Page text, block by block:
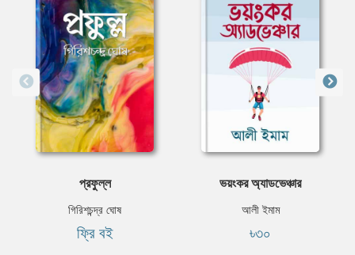
প্রফুল্ল
গিরিশচন্দ্র ঘোষ
ফ্রি বই
ভয়ংকর অ্যাডভেঞ্চার
আলী ইমাম
৳৩০